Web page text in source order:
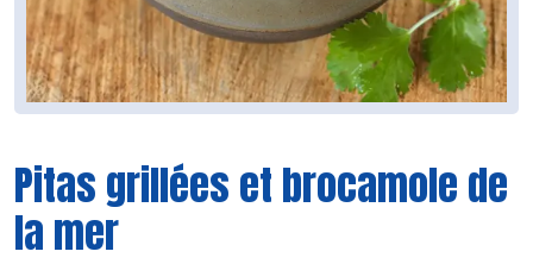
Pitas grillées et brocamole de
la mer